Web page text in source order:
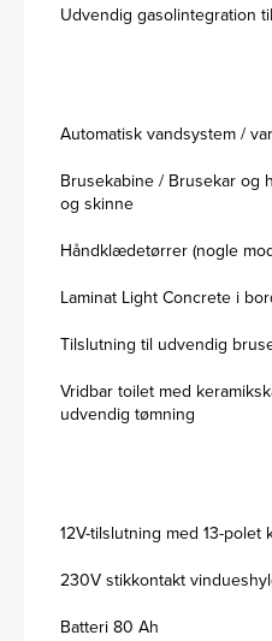
Udvendig gasolintegration
Automatisk vandsystem /
Brusekabine / Brusekar
og skinne
Håndklædetørrer (nogle
Laminat Light Concrete i
Tilslutning til udvendig
Vridbar toilet med
udvendig tømning
12V-tilslutning med 13-polet
230V stikkontakt
Batteri 80 Ah